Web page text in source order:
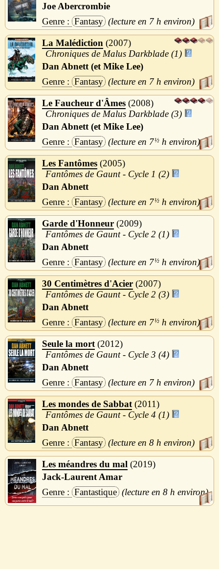
Joe Abercrombie
Fantasy
7 h
La Malédiction
2007
Chroniques de Malus Darkblade (1)
Dan Abnett (et Mike Lee)
Fantasy
7 h
Le Faucheur d'Âmes 2008
Chroniques de Malus Darkblade (3)
Dan Abnett (et Mike Lee)
Fantasy
7½ h
Les Fantômes 2005
Fantômes de Gaunt - Cycle 1 (2)
Dan Abnett
Fantasy
7½ h
Garde d'Honneur 2009
Fantômes de Gaunt - Cycle 2 (1)
Dan Abnett
Fantasy
7½ h
30 Centimètres d'Acier 2007
Fantômes de Gaunt - Cycle 2 (3)
Dan Abnett
Fantasy
7½ h
Seule la mort 2012
Fantômes de Gaunt - Cycle 3 (4)
Dan Abnett
Fantasy
7 h
Les mondes de Sabbat 2011
Fantômes de Gaunt - Cycle 4 (1)
Dan Abnett
Fantasy
8 h
Les méandres du mal
2019
Jack-Laurent Amar
Fantastique
8 h